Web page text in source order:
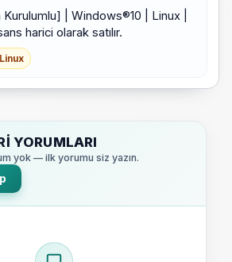
| Windows®10 | Linux |
harici olarak satılır.
Linux
YORUMLARI
yok — ilk yorumu siz yazın.